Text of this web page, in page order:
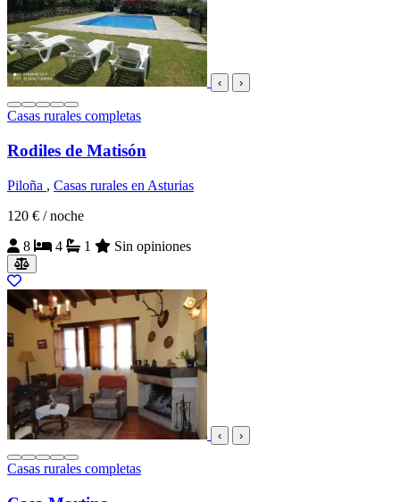
‹ ›
Casas rurales completas
Rodiles de Matisón
Piloña , Casas rurales en Asturias
120 € / noche
8
4 1 Sin opiniones
‹ ›
Casas rurales completas